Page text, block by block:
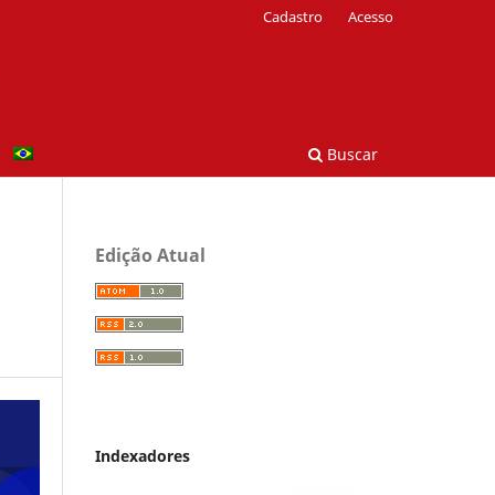
Buscar
Cadastro Acesso
Edição Atual
Indexadores